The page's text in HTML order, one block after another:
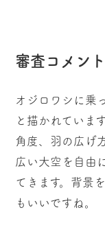
審査コメント
オジロワシに乗
と描かれていま
角度、羽の広げ
広い大空を自由
てきます。背景
もいいですね。